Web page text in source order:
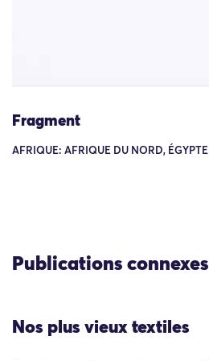
Fragment
AFRIQUE: AFRIQUE DU NORD, ÉGYPTE
Publications connexes
Nos plus vieux textiles